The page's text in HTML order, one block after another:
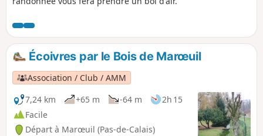
Écoivres par le Bois de Marœuil
Association / Club / AMM
7,24 km
+65 m -64 m
2h 15
Facile
Départ à Marœuil (Pas-de-Calais)